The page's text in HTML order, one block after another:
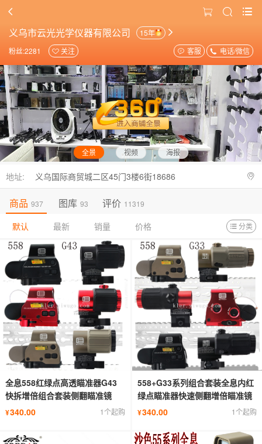
义乌市云光光学仪器有限公司
15年
粉丝:2281
关注 客服 电话/微信
全景 视频 海报
地址: 义乌国际商贸城二区45门3楼6街18686
商品 937 图库 93 评价 11319
默认 最新 销量 价格 分类
全息558红绿点高透瞄准器G43
快拆增倍组合套装侧翻瞄准镜
¥340.00 1个起购
558+G33系列组合套装全息内红
绿点瞄准器快速侧翻增倍瞄准镜
¥340.00 1个起购